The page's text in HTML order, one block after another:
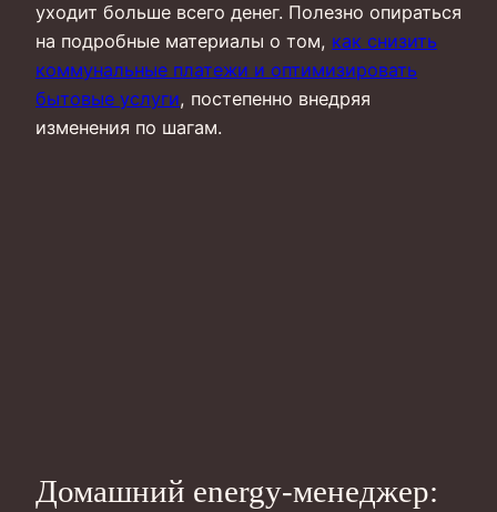
уходит больше всего денег. Полезно опираться
на подробные материалы о том, как снизить
коммунальные платежи и оптимизировать
бытовые услуги, постепенно внедряя
изменения по шагам.
Домашний energy‑менеджер: